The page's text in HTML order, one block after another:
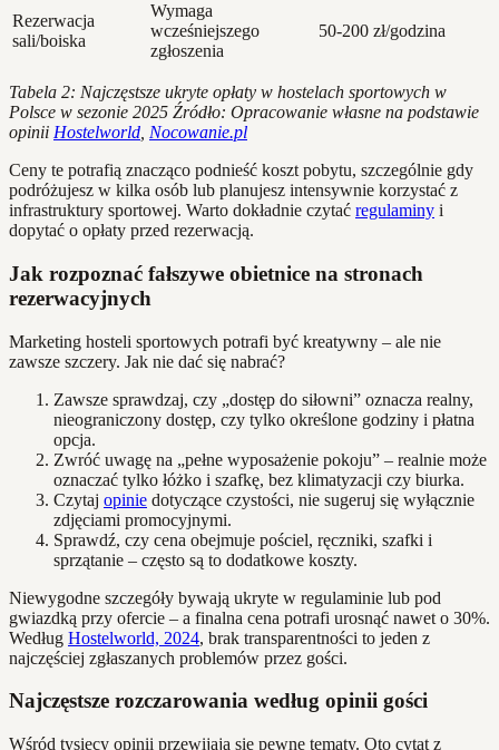
Rezerwacja
sali/boiska
Wymaga
wcześniejszego
zgłoszenia
50-200 zł/godzina
Tabela 2: Najczęstsze ukryte opłaty w hostelach sportowych w
Polsce w sezonie 2025 Źródło: Opracowanie własne na podstawie
opinii Hostelworld Nocowanie.pl
Ceny te potrafią znacząco podnieść koszt pobytu, szczególnie gdy
podróżujesz w kilka osób lub planujesz intensywnie korzystać z
infrastruktury sportowej. Warto dokładnie czytać regulaminy i
dopytać o opłaty przed rezerwacją.
Jak rozpoznać fałszywe obietnice na stronach
rezerwacyjnych
Marketing hosteli sportowych potrafi być kreatywny – ale nie
zawsze szczery. Jak nie dać się nabrać?
Zawsze sprawdzaj, czy „dostęp do siłowni” oznacza realny,
nieograniczony dostęp, czy tylko określone godziny i płatna
opcja.
Zwróć uwagę na „pełne wyposażenie pokoju” – realnie może
oznaczać tylko łóżko i szafkę, bez klimatyzacji czy biurka.
Czytaj opinie dotyczące czystości, nie sugeruj się wyłącznie
zdjęciami promocyjnymi.
Sprawdź, czy cena obejmuje pościel, ręczniki, szafki i
sprzątanie – często są to dodatkowe koszty.
Niewygodne szczegóły bywają ukryte w regulaminie lub pod
gwiazdką przy ofercie – a finalna cena potrafi urosnąć nawet o 30%.
Według Hostelworld, 2024, brak transparentności to jeden z
najczęściej zgłaszanych problemów przez gości.
Najczęstsze rozczarowania według opinii gości
Wśród tysięcy opinii przewijają się pewne tematy. Oto cytat z